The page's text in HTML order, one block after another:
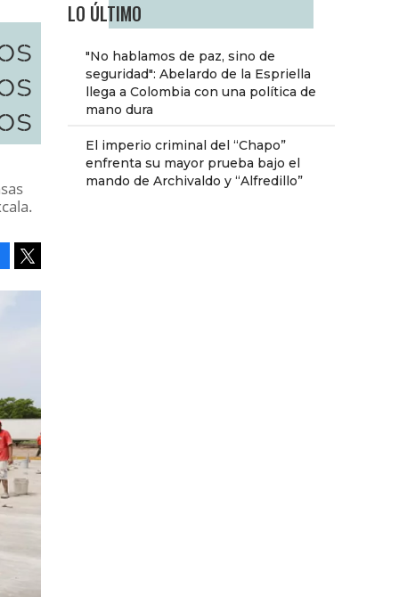
LO ÚLTIMO
"No hablamos de paz, sino de
seguridad": Abelardo de la Espriella
llega a Colombia con una política de
mano dura
El imperio criminal del “Chapo”
enfrenta su mayor prueba bajo el
mando de Archivaldo y “Alfredillo”